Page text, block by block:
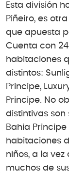
Esta división
Piñeiro, es
que apuesta
Cuenta con
habitaciones
distintos:
Principe,
Principe. No
distintivas son
Bahia
habitaciones
niños, a la
muchos de